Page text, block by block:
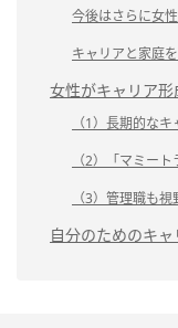
今後はさらに女
キャリアと家庭
女性がキャリア
（1）長期的な
（2）「マミー
（3）管理職も
自分のためのキ